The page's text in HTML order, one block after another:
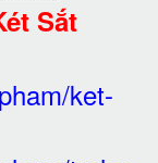
Sắt
ket-